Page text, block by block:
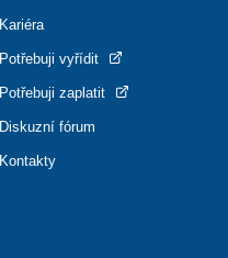
Kariéra
Potřebuji vyřídit
Potřebuji zaplatit
Diskuzní fórum
Kontakty